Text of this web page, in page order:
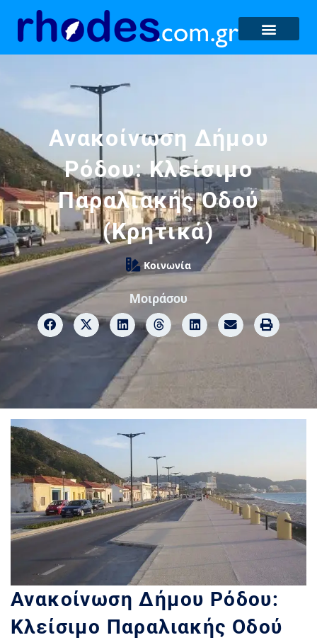
Ανακοίνωση Δήμου
Ρόδου: Κλείσιμο
Παραλιακής Οδού
(Κρητικά)
Κοινωνία
Μοιράσου
Ανακοίνωση Δήμου Ρόδου:
Κλείσιμο Παραλιακής Οδού